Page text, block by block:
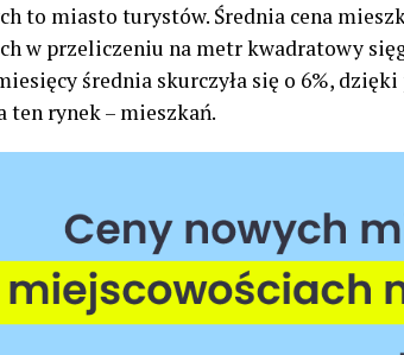
to miasto turystów. Średnia cena
w przeliczeniu na metr kwadratowy
średnia skurczyła się o 6%,
ten rynek – mieszkań.